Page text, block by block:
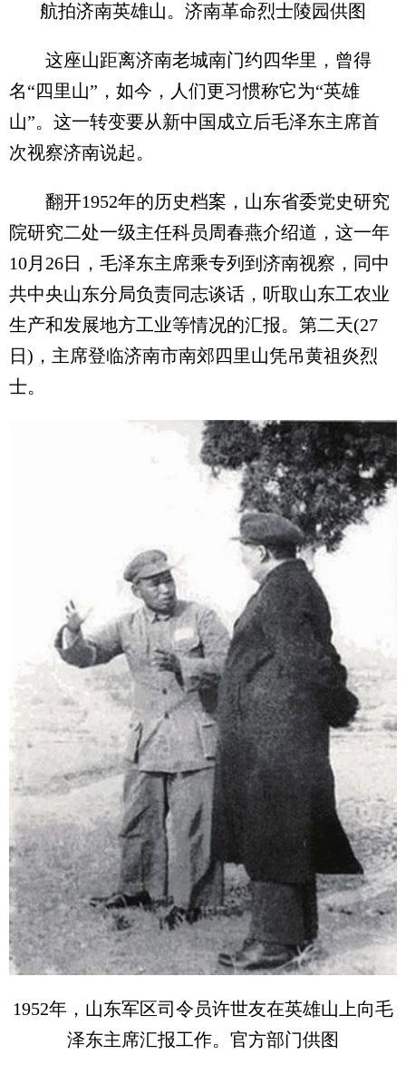
航拍济南英雄山。济南革命烈士陵园供图
这座山距离济南老城南门约四华里，曾得
名“四里山”，如今，人们更习惯称它为“英雄
山”。这一转变要从新中国成立后毛泽东主席首
次视察济南说起。
翻开1952年的历史档案，山东省委党史研究
院研究二处一级主任科员周春燕介绍道，这一年
10月26日，毛泽东主席乘专列到济南视察，同中
共中央山东分局负责同志谈话，听取山东工农业
生产和发展地方工业等情况的汇报。第二天(27
日)，主席登临济南市南郊四里山凭吊黄祖炎烈
士。
1952年，山东军区司令员许世友在英雄山上向毛
泽东主席汇报工作。官方部门供图